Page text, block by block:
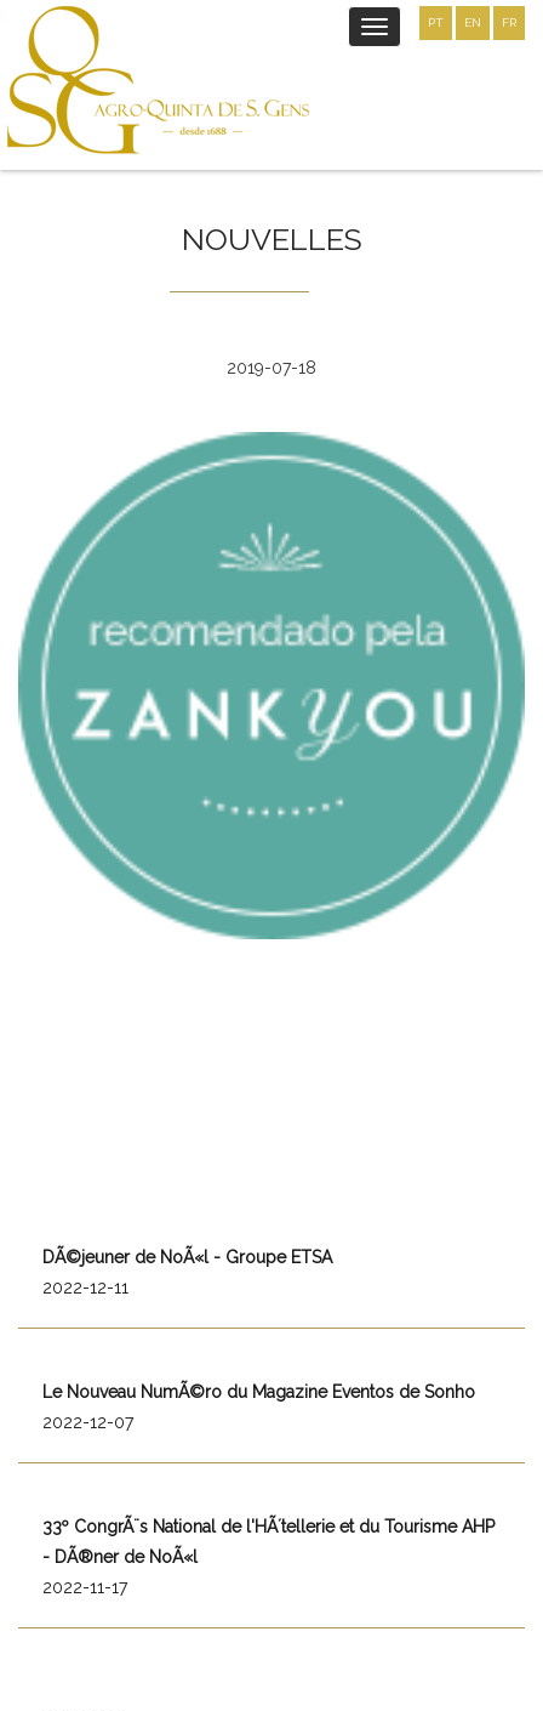
PT EN FR
Toggle
NOUVELLES
2019-07-18
DÃ©jeuner de NoÃ«l - Groupe ETSA
2022-12-11
Le Nouveau NumÃ©ro du Magazine Eventos de Sonho
2022-12-07
33º CongrÃ¨s National de l'HÃ´tellerie et du Tourisme AHP
- DÃ®ner de NoÃ«l
2022-11-17